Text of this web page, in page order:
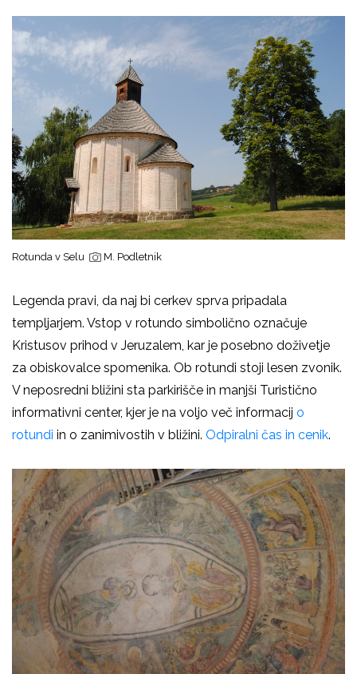
Rotunda v Selu M. Podletnik
Legenda pravi, da naj bi cerkev sprva pripadala
templjarjem. Vstop v rotundo simbolično označuje
Kristusov prihod v Jeruzalem, kar je posebno doživetje
za obiskovalce spomenika. Ob rotundi stoji lesen zvonik.
V neposredni bližini sta parkirišče in manjši Turistično
informativni center, kjer je na voljo več informacij o
rotundi in o zanimivostih v bližini. Odpiralni čas in cenik.